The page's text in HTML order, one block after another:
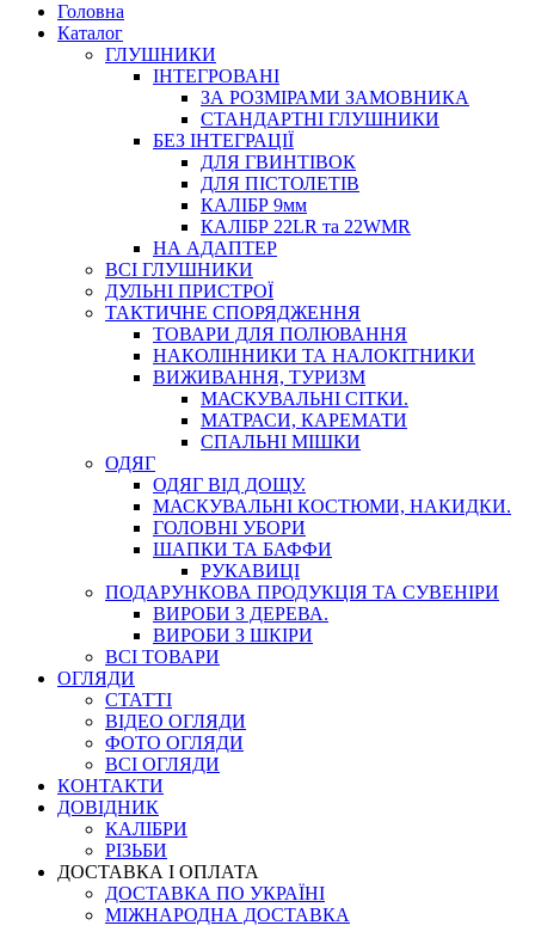
Головна
Каталог
ГЛУШНИКИ
ІНТЕГРОВАНІ
ЗА РОЗМІРАМИ ЗАМОВНИКА
СТАНДАРТНІ ГЛУШНИКИ
БЕЗ ІНТЕГРАЦІЇ
ДЛЯ ГВИНТІВОК
ДЛЯ ПІСТОЛЕТІВ
КАЛІБР 9мм
КАЛІБР 22LR та 22WMR
НА АДАПТЕР
ВСІ ГЛУШНИКИ
ДУЛЬНІ ПРИСТРОЇ
ТАКТИЧНЕ СПОРЯДЖЕННЯ
ТОВАРИ ДЛЯ ПОЛЮВАННЯ
НАКОЛІННИКИ ТА НАЛОКІТНИКИ
ВИЖИВАННЯ, ТУРИЗМ
МАСКУВАЛЬНІ СІТКИ.
МАТРАСИ, КАРЕМАТИ
СПАЛЬНІ МІШКИ
ОДЯГ
ОДЯГ ВІД ДОЩУ.
МАСКУВАЛЬНІ КОСТЮМИ, НАКИДКИ.
ГОЛОВНІ УБОРИ
ШАПКИ ТА БАФФИ
РУКАВИЦІ
ПОДАРУНКОВА ПРОДУКЦІЯ ТА СУВЕНІРИ
ВИРОБИ З ДЕРЕВА.
ВИРОБИ З ШКІРИ
ВСІ ТОВАРИ
ОГЛЯДИ
СТАТТІ
ВІДЕО ОГЛЯДИ
ФОТО ОГЛЯДИ
ВСІ ОГЛЯДИ
КОНТАКТИ
ДОВІДНИК
КАЛІБРИ
РІЗЬБИ
ДОСТАВКА І ОПЛАТА
ДОСТАВКА ПО УКРАЇНІ
МІЖНАРОДНА ДОСТАВКА